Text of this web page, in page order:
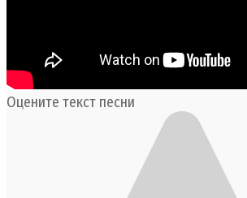
Оцените текст песни